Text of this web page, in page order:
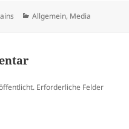
Kategorien
Allgemein, Media
Erforderliche Felder